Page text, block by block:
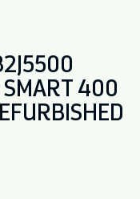
SMART 400